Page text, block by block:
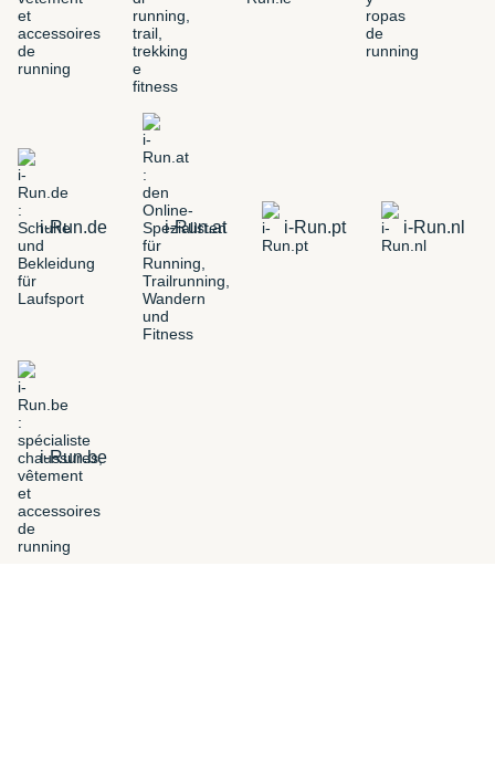
i-Run.de i-Run.at i-Run.pt i-Run.nl
i-Run.be